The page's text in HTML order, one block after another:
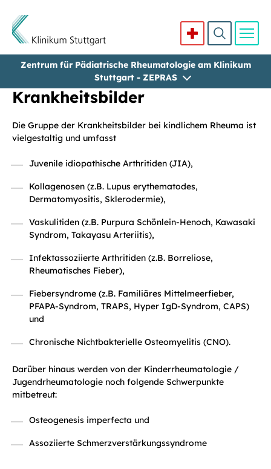
Direkt zum Inhalt
Zentrum für Pädiatrische Rheumatologie am Klinikum
Stuttgart - ZEPRAS
Krankheitsbilder
Die Gruppe der Krankheitsbilder bei kindlichem Rheuma ist
vielgestaltig und umfasst
Juvenile idiopathische Arthritiden (JIA),
Kollagenosen (z.B. Lupus erythematodes,
Dermatomyositis, Sklerodermie),
Vaskulitiden (z.B. Purpura Schönlein-Henoch, Kawasaki
Syndrom, Takayasu Arteriitis),
Infektassoziierte Arthritiden (z.B. Borreliose,
Rheumatisches Fieber),
Fiebersyndrome (z.B. Familiäres Mittelmeerfieber,
PFAPA-Syndrom, TRAPS, Hyper IgD-Syndrom, CAPS)
und
Chronische Nichtbakterielle Osteomyelitis (CNO).
Darüber hinaus werden von der Kinderrheumatologie /
Jugendrheumatologie noch folgende Schwerpunkte
mitbetreut:
Osteogenesis imperfecta und
Assoziierte Schmerzverstärkungssyndrome